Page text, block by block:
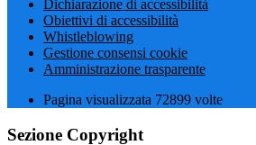
Dichiarazione di accessibilità
Obiettivi di accessibilità
Whistleblowing
Gestione consensi cookie
Amministrazione trasparente
Pagina visualizzata 72899 volte
Sezione Copyright